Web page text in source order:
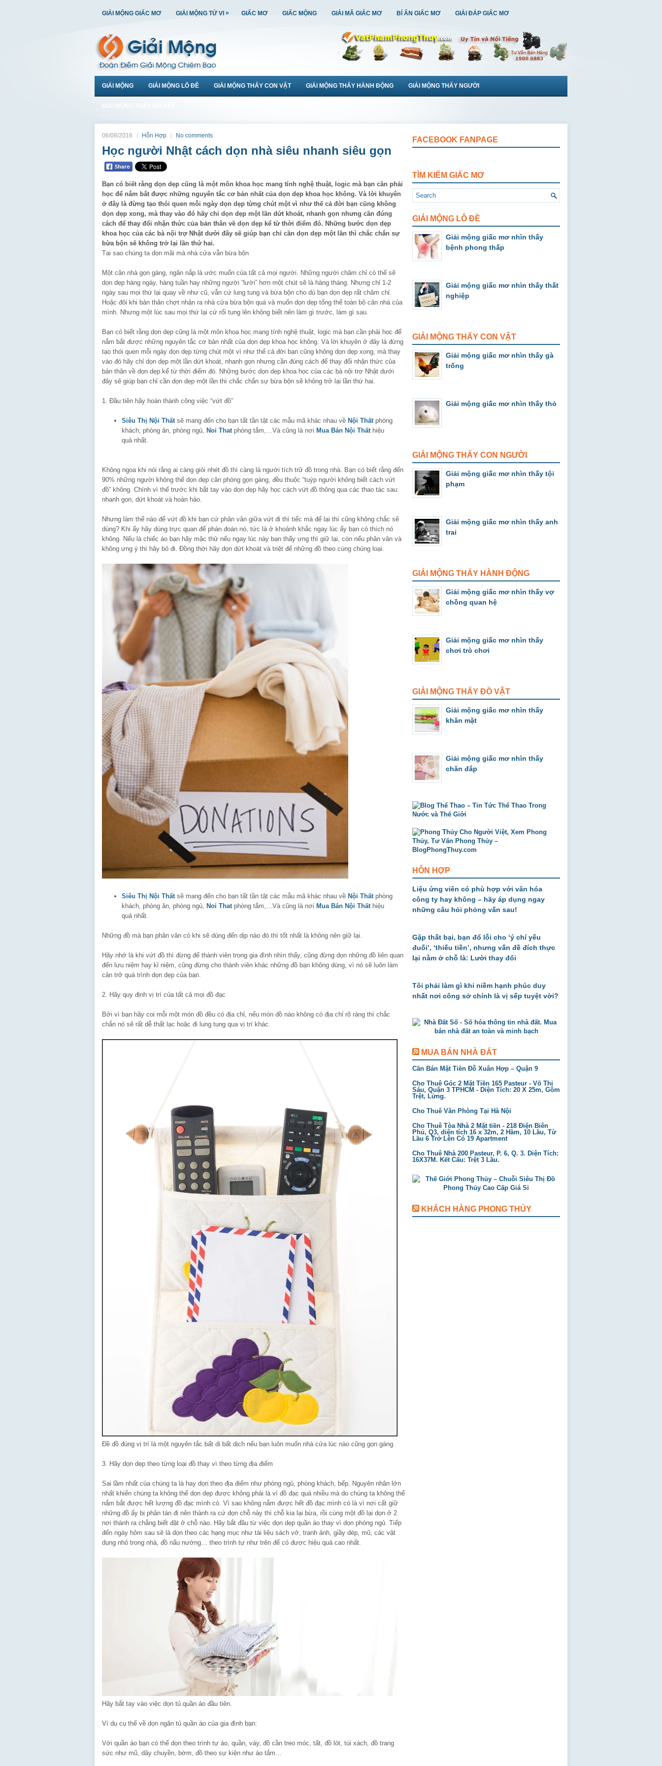
GIẢI MỘNG GIẤC MƠ GIẢI MỘNG TỬ VI » GIẤC MƠ GIẤC MỘNG GIẢI MÃ GIẤC MƠ BÍ ẨN GIẤC MƠ GIẢI ĐÁP GIẤC MƠ
GIẢI MỘNG GIẢI MỘNG LÔ ĐỀ GIẢI MỘNG THẤY CON VẬT GIẢI MỘNG THẤY HÀNH ĐỘNG GIẢI MỘNG THẤY NGƯỜI
06/08/2016 Hỗn Hợp No comments
Học người Nhật cách dọn nhà siêu nhanh siêu gọn
Bạn có biết rằng dọn dẹp cũng là một môn khoa học mang tính nghệ thuật, logic mà bạn cần phải
học để nắm bắt được những nguyên tắc cơ bản nhất của dọn dẹp khoa học không. Và lời khuyên
ở đây là đừng tạo thói quen mỗi ngày dọn dẹp từng chút một vì như thế cả đời bạn cũng không
dọn dẹp xong, mà thay vào đó hãy chỉ dọn dẹp một lần dứt khoát, nhanh gọn nhưng cần đúng
cách để thay đổi nhận thức của bản thân về dọn dẹp kể từ thời điểm đó. Những bước dọn dẹp
khoa học của các bà nội trợ Nhật dưới đây sẽ giúp bạn chỉ cần dọn dẹp một lần thì chắc chắn sự
bừa bộn sẽ không trở lại lần thứ hai.
Tại sao chúng ta dọn mãi mà nhà cửa vẫn bừa bộn
Một căn nhà gọn gàng, ngăn nắp là ước muốn của tất cả mọi người. Những người chăm chỉ có thể sẽ
dọn dẹp hàng ngày, hàng tuần hay những người “lười” hơn một chút sẽ là hàng tháng. Nhưng chỉ 1-2
ngày sau mọi thứ lại quay về như cũ, vẫn cứ lung tung và bừa bộn cho dù bạn dọn dẹp rất chăm chỉ.
Hoặc đôi khi bản thân chợt nhận ra nhà cửa bừa bộn quá và muốn dọn dẹp tổng thể toàn bộ căn nhà của
mình. Nhưng một lúc sau mọi thứ lại cứ rối tung lên không biết nên làm gì trước, làm gì sau.
Bạn có biết rằng dọn dẹp cũng là một môn khoa học mang tính nghệ thuật, logic mà bạn cần phải học để
nắm bắt được những nguyên tắc cơ bản nhất của dọn dẹp khoa học không. Và lời khuyên ở đây là đừng
tạo thói quen mỗi ngày dọn dẹp từng chút một vì như thế cả đời bạn cũng không dọn dẹp xong, mà thay
vào đó hãy chỉ dọn dẹp một lần dứt khoát, nhanh gọn nhưng cần đúng cách để thay đổi nhận thức của
bản thân về dọn dẹp kể từ thời điểm đó. Những bước dọn dẹp khoa học của các bà nội trợ Nhật dưới
đây sẽ giúp bạn chỉ cần dọn dẹp một lần thì chắc chắn sự bừa bộn sẽ không trở lại lần thứ hai.
1. Đầu tiên hãy hoàn thành công việc “vứt đồ”
Siêu Thị Nội Thất sẽ mang đến cho bạn tất tần tật các mẫu mã khác nhau về Nội Thất phòng
khách, phòng ăn, phòng ngủ, Noi That phòng tắm,…Và cũng là nơi Mua Bán Nội Thất hiệu
quả nhất.
Không ngoa khi nói rằng ai càng giỏi nhét đồ thì càng là người tích trữ đồ trong nhà. Bạn có biết rằng đến
90% những người không thể dọn dẹp căn phòng gọn gàng, đều thuộc “tuýp người không biết cách vứt
đồ” không. Chính vì thế trước khi bắt tay vào dọn dẹp hãy học cách vứt đồ thông qua các thao tác sau:
nhanh gọn, dứt khoát và hoàn hảo.
Nhưng làm thế nào để vứt đồ khi bạn cứ phân vân giữa vứt đi thì tiếc mà để lại thì cũng không chắc sẽ
dùng? Khi ấy hãy dùng trực quan để phán đoán nó, tức là ở khoảnh khắc ngay lúc ấy bạn có thích nó
không. Nếu là chiếc áo bạn hãy mặc thử nếu ngay lúc này bạn thấy ưng thì giữ lại, còn nếu phân vân và
không ưng ý thì hãy bỏ đi. Đồng thời hãy dọn dứt khoát và triệt để những đồ theo cùng chủng loại.
Siêu Thị Nội Thất sẽ mang đến cho bạn tất tần tật các mẫu mã khác nhau về Nội Thất phòng
khách, phòng ăn, phòng ngủ, Noi That phòng tắm,…Và cũng là nơi Mua Bán Nội Thất hiệu
quả nhất.
Những đồ mà bạn phân vân có khi sẽ dùng đến dịp nào đó thì tốt nhất là không nên giữ lại.
Hãy nhớ là khi vứt đồ thì đừng để thành viên trong gia đình nhìn thấy, cũng đừng dọn những đồ liên quan
đến lưu niệm hay kỉ niệm, cũng đừng cho thành viên khác những đồ bạn không dùng, vì nó sẽ luôn làm
cản trở quá trình dọn dẹp của bạn.
2. Hãy quy định vị trí của tất cả mọi đồ đạc
Bởi vì bạn hãy coi mỗi một món đồ đều có địa chỉ, nếu món đồ nào không có địa chỉ rõ ràng thì chắc
chắn nó sẽ rất dễ thất lạc hoặc đi lung tung qua vị trí khác.
Đề đồ đúng vị trí là một nguyên tắc bất di bất dịch nếu bạn luôn muốn nhà cửa lúc nào cũng gọn gàng.
3. Hãy dọn dẹp theo từng loại đồ thay vì theo từng địa điểm
Sai lầm nhất của chúng ta là hay dọn theo địa điểm như phòng ngủ, phòng khách, bếp. Nguyên nhân lớn
nhất khiến chúng ta không thể dọn dẹp được không phải là vì đồ đạc quá nhiều mà do chúng ta không thể
nắm bắt được hết lượng đồ đạc mình có. Vì sao không nắm được hết đồ đạc mình có là vì nơi cất giữ
những đồ ấy bị phân tán đi nên thành ra cứ dọn chỗ này thì chỗ kia lại bừa, rồi cùng một đồ lại dọn ở 2
nơi thành ra chẳng biết đặt ở chỗ nào. Hãy bắt đầu từ việc dọn dẹp quần áo thay vì dọn phòng ngủ. Tiếp
đến ngày hôm sau sẽ là dọn theo các hạng mục như tài liệu sách vở, tranh ảnh, giầy dép, mũ, các vật
dụng nhỏ trong nhà, đồ nấu nướng… theo trình tự như trên để có được hiệu quả cao nhất.
Hãy bắt tay vào việc dọn tủ quần áo đầu tiên.
Ví dụ cụ thể về dọn ngăn tủ quần áo của gia đình bạn:
Với quần áo bạn có thể dọn theo trình tự áo, quần, váy, đồ cần treo móc, tất, đồ lót, túi xách, đồ trang
sức như mũ, dây chuyền, bờm, đồ theo sự kiện như áo tắm…
FACEBOOK FANPAGE
TÌM KIẾM GIẤC MƠ
GIẢI MỘNG LÔ ĐỀ
Giải mộng giấc mơ nhìn thấy
bệnh phong thấp
Giải mộng giấc mơ nhìn thấy thất
nghiệp
GIẢI MỘNG THẤY CON VẬT
Giải mộng giấc mơ nhìn thấy gà
trống
Giải mộng giấc mơ nhìn thấy thỏ
GIẢI MỘNG THẤY CON NGƯỜI
Giải mộng giấc mơ nhìn thấy tội
phạm
Giải mộng giấc mơ nhìn thấy anh
trai
GIẢI MỘNG THẤY HÀNH ĐỘNG
Giải mộng giấc mơ nhìn thấy vợ
chồng quan hệ
Giải mộng giấc mơ nhìn thấy
chơi trò chơi
GIẢI MỘNG THẤY ĐỒ VẬT
Giải mộng giấc mơ nhìn thấy
khăn mặt
Giải mộng giấc mơ nhìn thấy
chăn đắp
HỖN HỢP
Liệu ứng viên có phù hợp với văn hóa
công ty hay không – hãy áp dụng ngay
những câu hỏi phỏng vấn sau!
Gặp thất bại, bạn đổ lỗi cho ‘ý chí yếu
đuối’, ‘thiếu tiền’, nhưng vấn đề đích thực
lại nằm ở chỗ là: Lười thay đổi
Tôi phải làm gì khi niềm hạnh phúc duy
nhất nơi công sở chính là vị sếp tuyệt vời?
MUA BÁN NHÀ ĐẤT
Cần Bán Mặt Tiền Đỗ Xuân Hợp – Quận 9
Cho Thuê Góc 2 Mặt Tiền 165 Pasteur - Võ Thị
Sáu, Quận 3 TPHCM - Diện Tích: 20 X 25m, Gồm
Trệt, Lửng.
Cho Thuê Văn Phòng Tại Hà Nội
Cho Thuê Tòa Nhà 2 Mặt tiền - 218 Điện Biên
Phủ, Q3, diện tích 16 x 32m, 2 Hầm, 10 Lầu, Từ
Lầu 6 Trở Lên Có 19 Apartment
Cho Thuê Nhà 200 Pasteur, P. 6, Q. 3. Diện Tích:
16X37M. Kết Cấu: Trệt 3 Lầu.
KHÁCH HÀNG PHONG THỦY